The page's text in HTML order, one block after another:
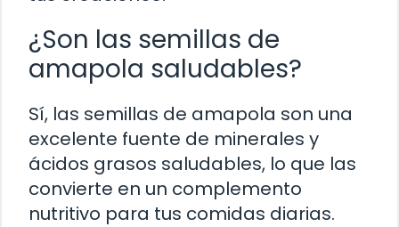
¿Son las semillas de
amapola saludables?
Sí, las semillas de amapola son una
excelente fuente de minerales y
ácidos grasos saludables, lo que las
convierte en un complemento
nutritivo para tus comidas diarias.